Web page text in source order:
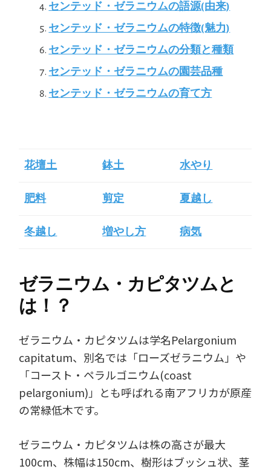
センテッド・ゼラニウムの語源(由来)
センテッド・ゼラニウムの特徴(魅力)
センテッド・ゼラニウムの分類と種類
センテッド・ゼラニウムの園芸品種
センテッド・ゼラニウムの育て方
花壇土 鉢土 水やり
肥料 剪定 夏越し
冬越し 増やし方 病気
ゼラニウム・カピタツムと
は！？
ゼラニウム・カピタツムは学名Pelargonium
capitatum、別名では「ローズゼラニウム」や
「コースト・ペラルゴニウム(coast
pelargonium)」とも呼ばれる南アフリカが原産
の常緑低木です。
ゼラニウム・カピタツムは株の高さが最大
100cm、株幅は150cm、樹形はブッシュ状、茎